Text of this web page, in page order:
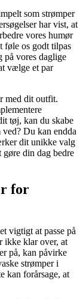
som strømper
har vist, at
vores humør
føle os godt tilpas
på vores daglige
vælge et par
med dit outfit.
tøj, kan du skabe
Du kan endda
dit unikke valg
din dag bedre
for
vigtigt at passe på
ikke klar over, at
på, kan påvirke
strømper i
kan forårsage, at